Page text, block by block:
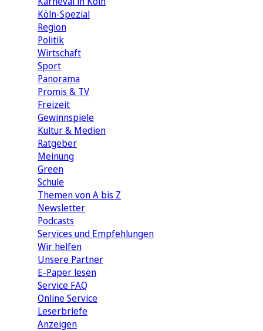
Köln-Spezial
Region
Politik
Wirtschaft
Sport
Panorama
Promis & TV
Freizeit
Gewinnspiele
Kultur & Medien
Ratgeber
Meinung
Green
Schule
Themen von A bis Z
Newsletter
Podcasts
Services und Empfehlungen
Wir helfen
Unsere Partner
E-Paper lesen
Service FAQ
Online Service
Leserbriefe
Anzeigen